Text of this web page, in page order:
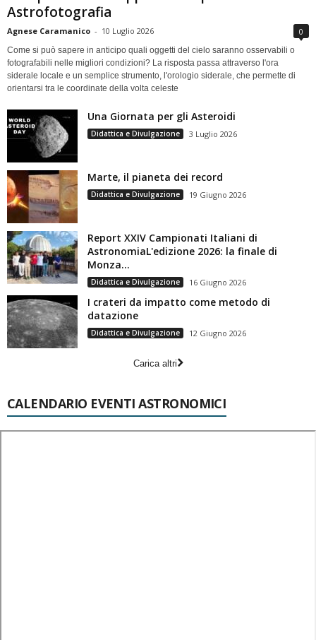
Astrofotografia
Agnese Caramanico - 10 Luglio 2026 0
Come si può sapere in anticipo quali oggetti del cielo saranno osservabili o
fotografabili nelle migliori condizioni? La risposta passa attraverso l'ora
siderale locale e un semplice strumento, l'orologio siderale, che permette di
orientarsi tra le coordinate della volta celeste
Una Giornata per gli Asteroidi
Didattica e Divulgazione 3 Luglio 2026
Marte, il pianeta dei record
Didattica e Divulgazione 19 Giugno 2026
Report XXIV Campionati Italiani di
AstronomiaL'edizione 2026: la finale di
Monza...
Didattica e Divulgazione 16 Giugno 2026
I crateri da impatto come metodo di
datazione
Didattica e Divulgazione 12 Giugno 2026
Carica altri
CALENDARIO EVENTI ASTRONOMICI